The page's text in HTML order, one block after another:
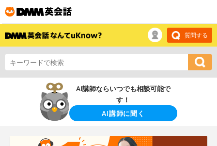
質問する
AI講師ならいつでも相談可能で
す！
AI講師に聞く